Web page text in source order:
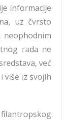
informacije
uz čvrsto
rada ne
već
više iz svojih
filantropskog